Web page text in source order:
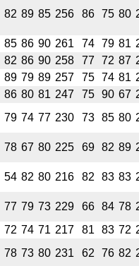
82 89 85 256 86 75 80
85 86 90 261 74 79 81
82 86 90 258 77 72 87
89 79 89 257 75 74 81
86 80 81 247 75 90 67
79 74 77 230 73 85 80
78 67 80 225 69 82 89
54 82 80 216 82 83 83
77 79 73 229 66 84 78
72 74 71 217 81 83 72
78 73 80 231 62 76 82